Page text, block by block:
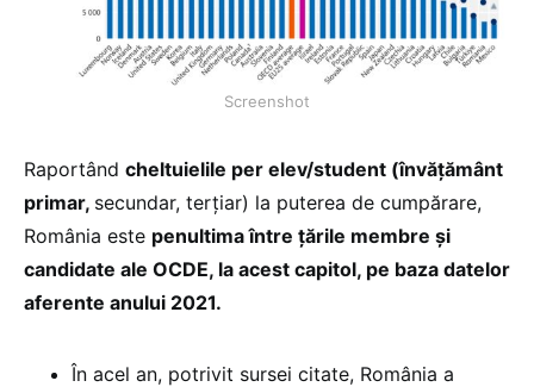
Screenshot
Raportând cheltuielile per elev/student (învățământ
primar, secundar, terțiar) la puterea de cumpărare,
România este penultima între țările membre și
candidate ale OCDE, la acest capitol, pe baza datelor
aferente anului 2021.
În acel an, potrivit sursei citate, România a